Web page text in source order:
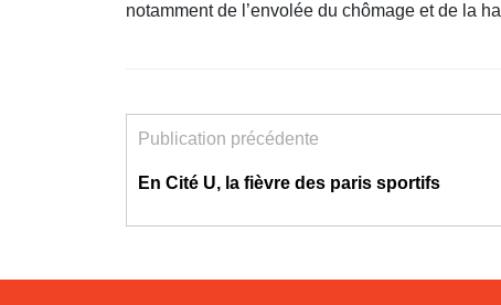
notamment de l’envolée du chômage et de la
Publication précédente
En Cité U, la fièvre des paris sportifs